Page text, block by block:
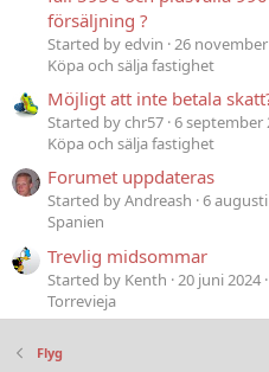
försäljning ?
Started by edvin 26
Köpa och sälja fastighet
Möjligt att inte betala
Started by chr57 6 september
Köpa och sälja fastighet
Forumet uppdateras
Started by Andreash 6
Spanien
Trevlig midsommar
Started by Kenth 20 juni 2024
Torrevieja
Flyg